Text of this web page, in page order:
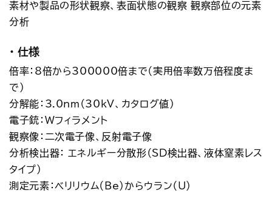
素材や製品の形状観察、表面状態の観察 観察部位の元素
分析
仕様
倍率：8倍から300000倍まで（実用倍率数万倍程度ま
で）
分解能：3.0nm（30kV、カタログ値）
電子銃：Wフィラメント
観察像：二次電子像、反射電子像
分析検出器： エネルギー分散形（SD検出器、液体窒素レス
タイプ）
測定元素：ベリリウム（Be）からウラン（U）